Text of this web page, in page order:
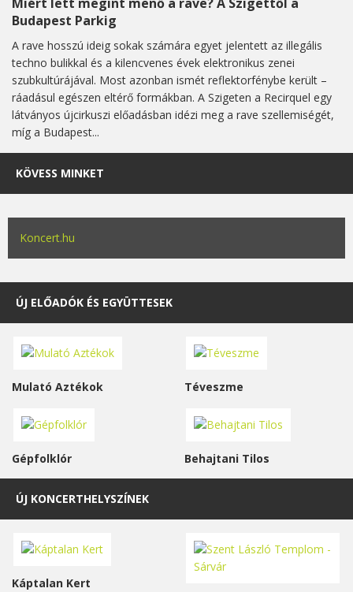
Budapest Parkig
A rave hosszú ideig sokak számára egyet jelentett az illegális
techno bulikkal és a kilencvenes évek elektronikus zenei
szubkultúrájával. Most azonban ismét reflektorfénybe került –
ráadásul egészen eltérő formákban. A Szigeten a Recirquel egy
látványos újcirkuszi előadásban idézi meg a rave szellemiségét,
míg a Budapest...
KÖVESS MINKET
Koncert.hu
ÚJ ELŐADÓK ÉS EGYÜTTESEK
Mulató Aztékok Téveszme
Gépfolklór Behajtani Tilos
ÚJ KONCERTHELYSZÍNEK
Káptalan Kert